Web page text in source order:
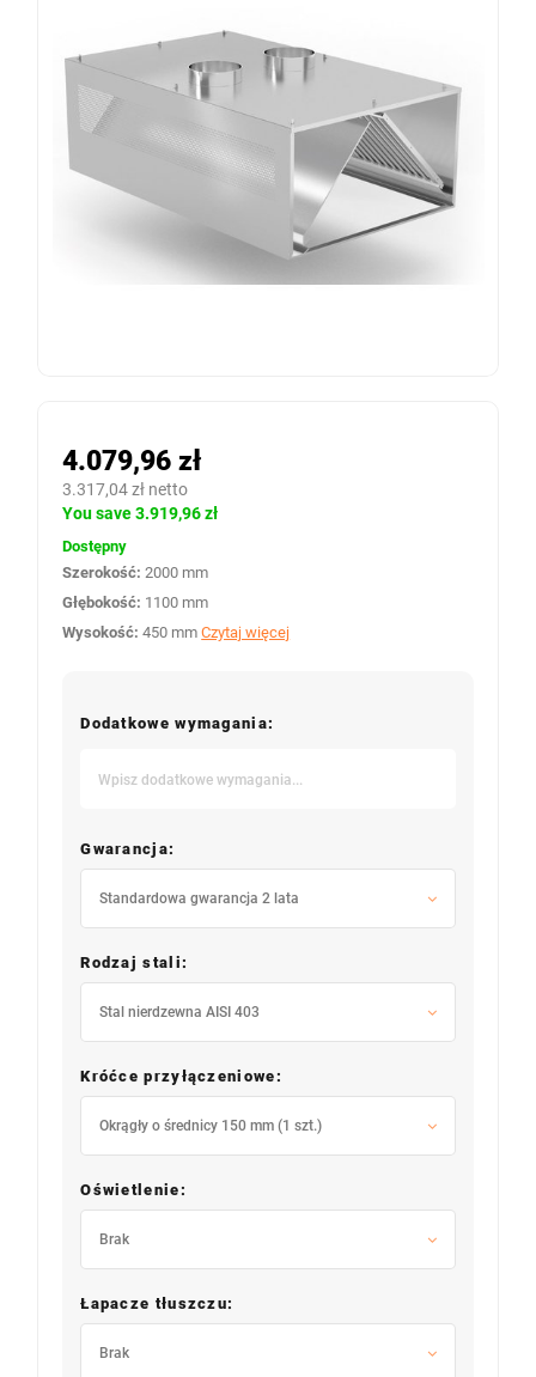
4.079,96 zł
3.317,04 zł netto
You save 3.919,96 zł
Dostępny
Szerokość:2000 mm
Głębokość: 1100 mm
Wysokość:450 mmCzytaj więcej
Dodatkowe wymagania:
Gwarancja:
Standardowa gwarancja 2 lata
Rodzaj stali:
Stal nierdzewna AISI 403
Króćce przyłączeniowe:
Okrągły o średnicy 150 mm (1 szt.)
Oświetlenie:
Brak
Łapacze tłuszczu:
Brak